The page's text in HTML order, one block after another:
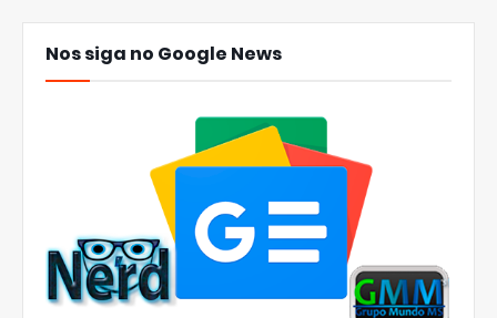
Nos siga no Google News